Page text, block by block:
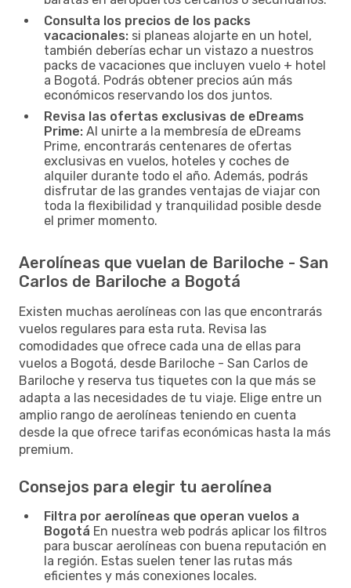
Consulta los precios de los packs
vacacionales: si planeas alojarte en un hotel,
también deberías echar un vistazo a nuestros
packs de vacaciones que incluyen vuelo + hotel
a Bogotá. Podrás obtener precios aún más
económicos reservando los dos juntos.
Revisa las ofertas exclusivas de eDreams
Prime: Al unirte a la membresía de eDreams
Prime, encontrarás centenares de ofertas
exclusivas en vuelos, hoteles y coches de
alquiler durante todo el año. Además, podrás
disfrutar de las grandes ventajas de viajar con
toda la flexibilidad y tranquilidad posible desde
el primer momento.
Aerolíneas que vuelan de Bariloche - San
Carlos de Bariloche a Bogotá
Existen muchas aerolíneas con las que encontrarás
vuelos regulares para esta ruta. Revisa las
comodidades que ofrece cada una de ellas para
vuelos a Bogotá, desde Bariloche - San Carlos de
Bariloche y reserva tus tiquetes con la que más se
adapta a las necesidades de tu viaje. Elige entre un
amplio rango de aerolíneas teniendo en cuenta
desde la que ofrece tarifas económicas hasta la más
premium.
Consejos para elegir tu aerolínea
Filtra por aerolíneas que operan vuelos a
Bogotá En nuestra web podrás aplicar los filtros
para buscar aerolíneas con buena reputación en
la región. Estas suelen tener las rutas más
eficientes y más conexiones locales.